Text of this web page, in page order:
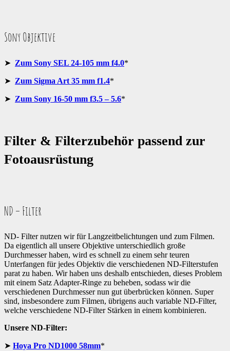
Sony Objektive
➤ Zum Sony SEL 24-105 mm f4.0*
➤ Zum Sigma Art 35 mm f1.4*
➤ Zum Sony 16-50 mm f3.5 – 5.6*
Filter & Filterzubehör passend zur
Fotoausrüstung
ND – Filter
ND- Filter nutzen wir für Langzeitbelichtungen und zum Filmen.
Da eigentlich all unsere Objektive unterschiedlich große
Durchmesser haben, wird es schnell zu einem sehr teuren
Unterfangen für jedes Objektiv die verschiedenen ND-Filterstufen
parat zu haben. Wir haben uns deshalb entschieden, dieses Problem
mit einem Satz Adapter-Ringe zu beheben, sodass wir die
verschiedenen Durchmesser nun gut überbrücken können. Super
sind, insbesondere zum Filmen, übrigens auch variable ND-Filter,
welche verschiedene ND-Filter Stärken in einem kombinieren.
Unsere ND-Filter:
➤ Hoya Pro ND1000 58mm*